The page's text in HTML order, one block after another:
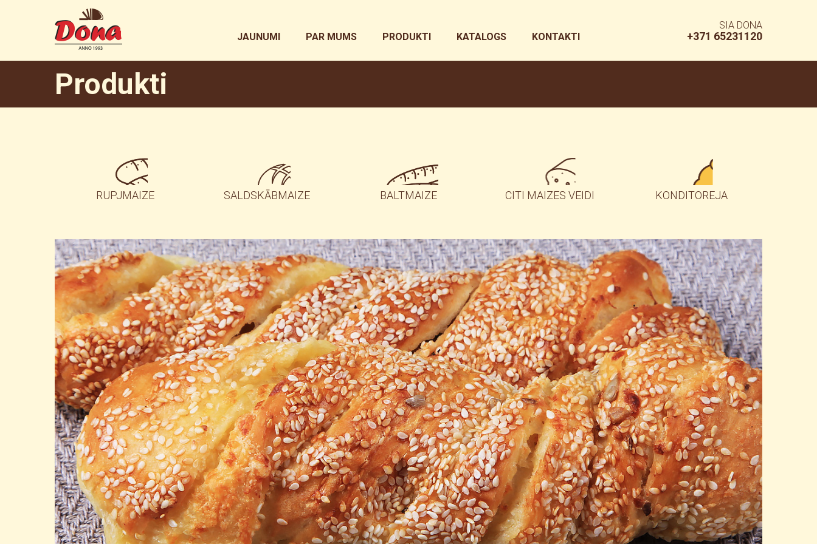
SIA DONA
+371 65231120
JAUNUMI PAR MUMS PRODUKTI KATALOGS KONTAKTI
Produkti
RUPJMAIZE SALDSKĀBMAIZE BALTMAIZE CITI MAIZES VEIDI KONDITOREJA